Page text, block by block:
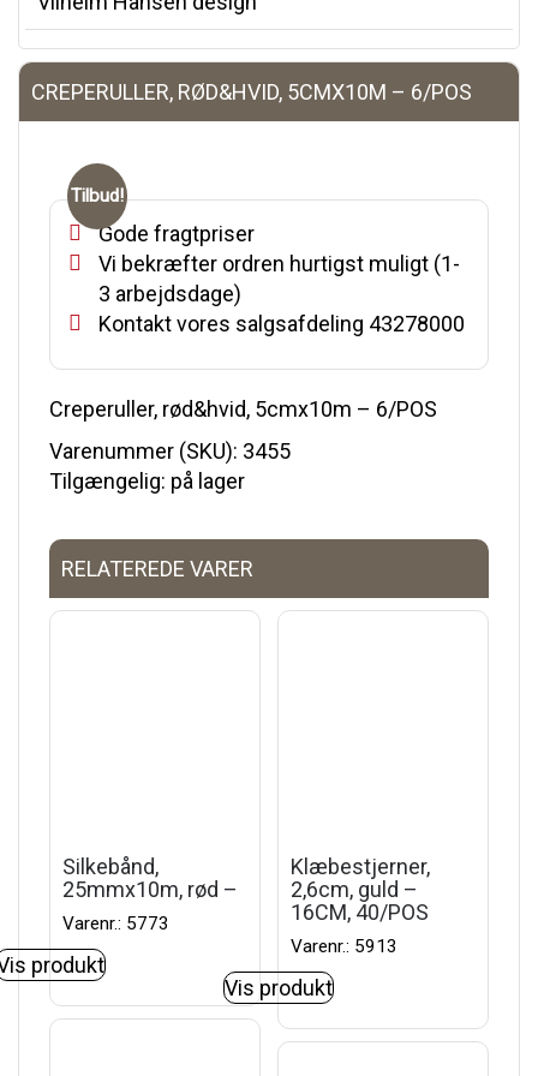
CREPERULLER, RØD&HVID, 5CMX10M – 6/POS
Tilbud!
Gode fragtpriser
Vi bekræfter ordren hurtigst muligt (1-
3 arbejdsdage)
Kontakt vores salgsafdeling 43278000
Creperuller, rød&hvid, 5cmx10m – 6/POS
Varenummer (SKU): 3455
Tilgængelig: på lager
RELATEREDE VARER
Silkebånd,
25mmx10m, rød –
Varenr.: 5773
produkt
Klæbestjerner,
2,6cm, guld –
16CM, 40/POS
Varenr.: 5913
Vis produkt